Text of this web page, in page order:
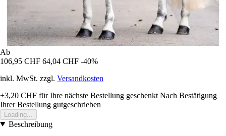
Ab
106,95 CHF 64,04 CHF -40%
inkl. MwSt. zzgl. Versandkosten
+3,20 CHF für Ihre nächste Bestellung geschenkt Nach Bestätigung
Ihrer Bestellung gutgeschrieben
Loading...
Beschreibung